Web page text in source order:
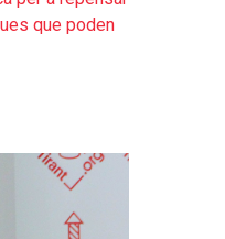
que poden